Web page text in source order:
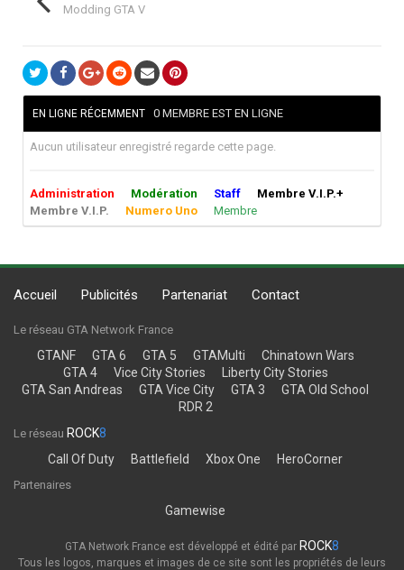
Modding GTA V
EN LIGNE RÉCEMMENT 0 MEMBRE EST EN LIGNE
Aucun utilisateur enregistré regarde cette page.
Administration Modération Staff
Membre V.I.P.+
Membre V.I.P.
Numero Uno Membre
Accueil Publicités Partenariat Contact
Le réseau GTA Network France
GTANF GTA 6 GTA 5 GTAMulti
Chinatown Wars
GTA 4
Vice City Stories
Liberty City Stories
GTA San Andreas
GTA Vice City GTA 3
GTA Old School
RDR 2
Le réseau ROCK8
Call Of Duty
Battlefield Xbox One HeroCorner
Partenaires
Gamewise
GTA Network France est développé et édité par ROCK8
Tous les logos, marques et images de ce site sont les propriétés de leurs